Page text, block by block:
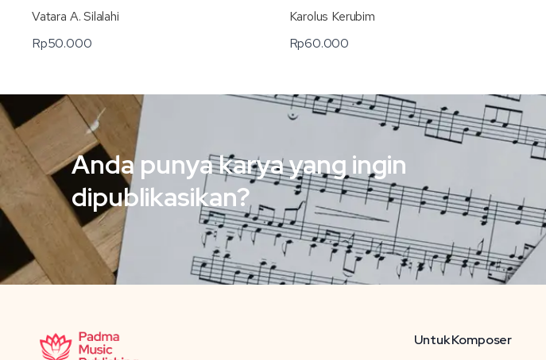
Vatara A. Silalahi
Rp50.000
Karolus Kerubim
Rp60.000
Anda punya karya yang ingin
dipublikasikan?
Untuk Komposer